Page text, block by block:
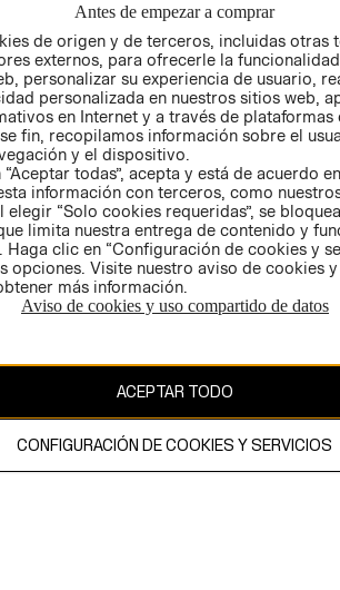
SOCIAL
PRENSA
RELACIÓN CON
INVERSIONISTAS
POLÍTICA
EMPRESARIAL
TIENDAS
- RETIRO EN
TIENDA
TÉRMINOS Y
AVISO DE
PRIVACIDAD
GIFT CARD
AVISO DE
Antes de empezar a comprar
de origen y de terceros, incluidas otras
externos, para ofrecerle la
personalizar su experiencia de usuario,
personalizada en nuestros sitios web,
en Internet y a través de plataformas
fin, recopilamos información sobre el
y el dispositivo.
todas”, acepta y está de acuerdo
información con terceros, como
“Solo cookies requeridas”, se
limita nuestra entrega de contenido y
Haga clic en “Configuración de cookies y
opciones. Visite nuestro aviso de cookies
más información.
Aviso de cookies y uso compartido de datos
ACEPTAR TODO
CONFIGURACIÓN DE COOKIES Y SERVICIOS